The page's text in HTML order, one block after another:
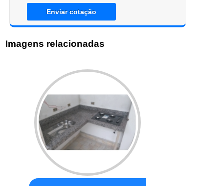
Enviar cotação
Imagens relacionadas